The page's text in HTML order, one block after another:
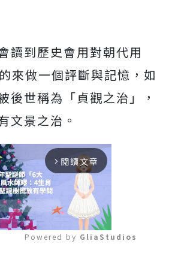
讀到歷史會用對朝代用
來做一個評斷與記憶，如
後世稱為「貞觀之治」，
文景之治。
arrow_forward_ios 閱讀文章
Powered by GliaStudios